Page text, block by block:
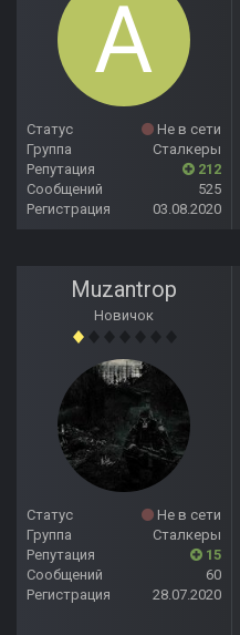
Статус
Не в сети
Группа
Сталкеры
Репутация
212
Сообщений
525
Регистрация
03.08.2020
Muzantrop
Новичок
Статус
Не в сети
Группа
Сталкеры
Репутация
15
Сообщений
60
Регистрация
28.07.2020